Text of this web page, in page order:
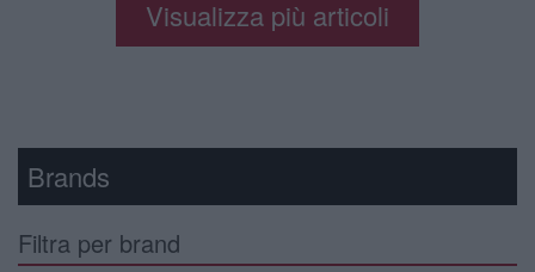
Visualizza più articoli
Brands
Filtra per brand